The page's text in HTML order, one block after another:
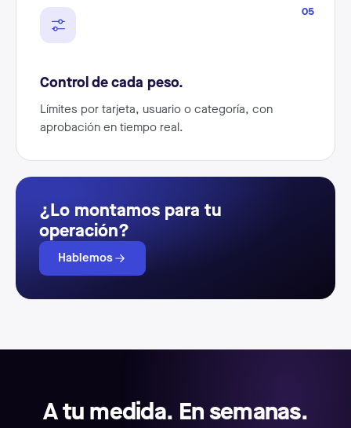
05
Control de cada peso.
Límites por tarjeta, usuario o categoría, con
aprobación en tiempo real.
¿Lo montamos para tu
operación?
Hablemos
A tu medida. En semanas.